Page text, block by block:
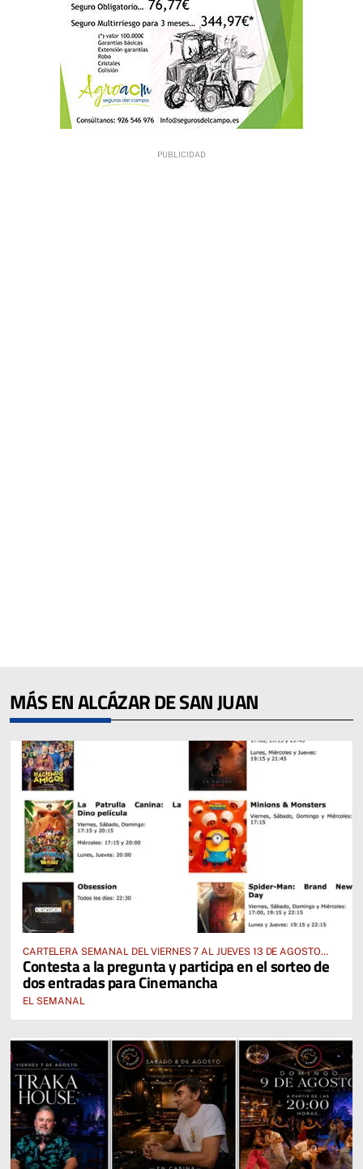
MÁS EN ALCÁZAR DE SAN JUAN
CARTELERA SEMANAL DEL VIERNES 7 AL JUEVES 13 DE AGOSTO
2026
Contesta a la pregunta y participa en el sorteo de
dos entradas para Cinemancha
EL SEMANAL